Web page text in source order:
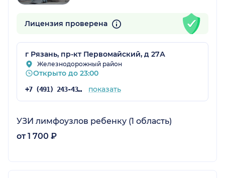
Лицензия проверена
г Рязань, пр-кт Первомайский, д 27А
Железнодорожный район
Открыто до 23:00
+7 (491) 243-43-00 показать
УЗИ лимфоузлов ребенку (1 область)
от 1 700 ₽